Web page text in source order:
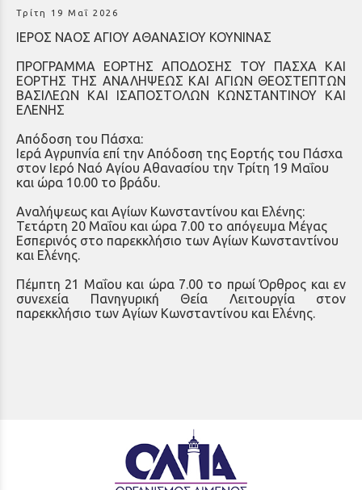
Τρίτη 19 Μαΐ 2026
ΙΕΡΟΣ ΝΑΟΣ ΑΓΙΟΥ ΑΘΑΝΑΣΙΟΥ ΚΟΥΝΙΝΑΣ
ΠΡΟΓΡΑΜΜΑ ΕΟΡΤΗΣ ΑΠΟΔΟΣΗΣ ΤΟΥ ΠΑΣΧΑ ΚΑΙ
ΕΟΡΤΗΣ ΤΗΣ ΑΝΑΛΗΨΕΩΣ ΚΑΙ ΑΓΙΩΝ ΘΕΟΣΤΕΠΤΩΝ
ΒΑΣΙΛΕΩΝ ΚΑΙ ΙΣΑΠΟΣΤΟΛΩΝ ΚΩΝΣΤΑΝΤΙΝΟΥ ΚΑΙ
ΕΛΕΝΗΣ
Απόδοση του Πάσχα:
Ιερά Αγρυπνία επί την Απόδοση της Εορτής του Πάσχα
στον Ιερό Ναό Αγίου Αθανασίου την Τρίτη 19 Μαΐου
και ώρα 10.00 το βράδυ.
Αναλήψεως και Αγίων Κωνσταντίνου και Ελένης:
Τετάρτη 20 Μαΐου και ώρα 7.00 το απόγευμα Μέγας
Εσπερινός στο παρεκκλήσιο των Αγίων Κωνσταντίνου
και Ελένης.
Πέμπτη 21 Μαΐου και ώρα 7.00 το πρωί Όρθρος και εν
συνεχεία Πανηγυρική Θεία Λειτουργία στον
παρεκκλήσιο των Αγίων Κωνσταντίνου και Ελένης.